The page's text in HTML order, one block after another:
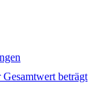
beträgt